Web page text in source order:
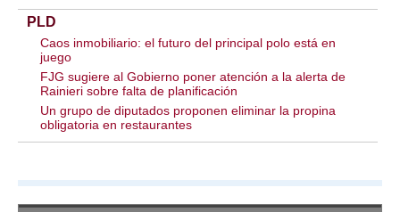
PLD
Caos inmobiliario: el futuro del principal polo está en
juego
FJG sugiere al Gobierno poner atención a la alerta de
Rainieri sobre falta de planificación
Un grupo de diputados proponen eliminar la propina
obligatoria en restaurantes